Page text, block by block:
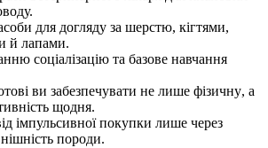
для догляду за шерстю, кігтями,
й лапами.
соціалізацію та базове навчання
ви забезпечувати не лише фізичну, а
щодня.
імпульсивної покупки лише через
породи.